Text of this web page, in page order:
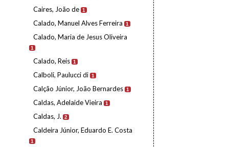
Caires, João de 1
Calado, Manuel Alves Ferreira 1
Calado, Maria de Jesus Oliveira
1
Calado, Reis 1
Calboli, Paulucci di 1
Calção Júnior, João Bernardes 1
Caldas, Adelaide Vieira 1
Caldas, J. 2
Caldeira Júnior, Eduardo E. Costa
1